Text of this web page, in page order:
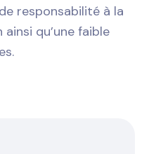
responsabilité à la
qu’une faible